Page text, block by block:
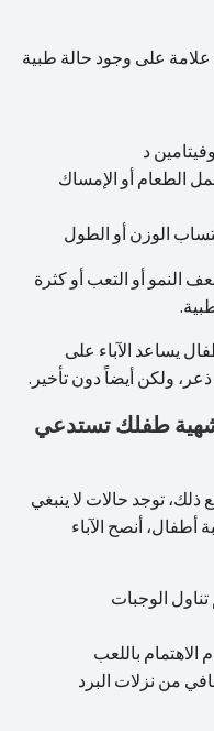
على وجود حالة طبية
د
الطعام أو الإمساك
الوزن أو الطول
النمو أو التعب أو كثرة
يساعد الآباء على
ولكن أيضاً دون تأخير.
طفلك تستدعي
توجد حالات لا ينبغي
أنصح الآباء
الوجبات
الاهتمام باللعب
من نزلات البرد